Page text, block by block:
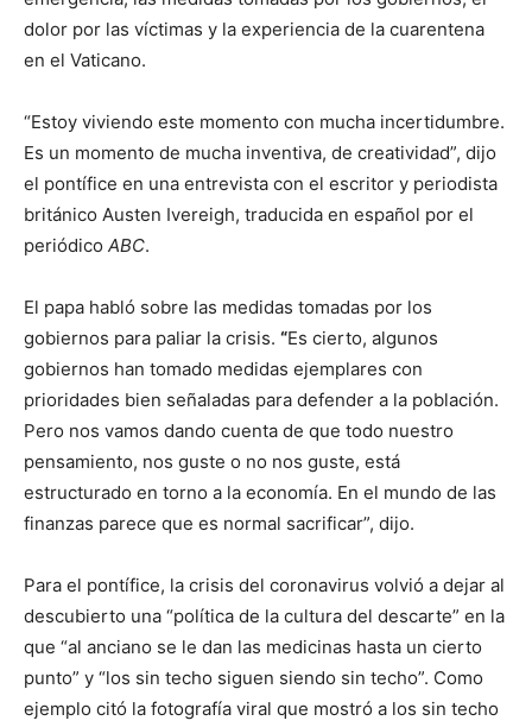
dolor por las víctimas y la experiencia de la cuarentena
en el Vaticano.
“Estoy viviendo este momento con mucha incertidumbre.
Es un momento de mucha inventiva, de creatividad”, dijo
el pontífice en una entrevista con el escritor y periodista
británico Austen Ivereigh, traducida en español por el
periódico ABC.
El papa habló sobre las medidas tomadas por los
gobiernos para paliar la crisis. “Es cierto, algunos
gobiernos han tomado medidas ejemplares con
prioridades bien señaladas para defender a la población.
Pero nos vamos dando cuenta de que todo nuestro
pensamiento, nos guste o no nos guste, está
estructurado en torno a la economía. En el mundo de las
finanzas parece que es normal sacrificar”, dijo.
Para el pontífice, la crisis del coronavirus volvió a dejar al
descubierto una “política de la cultura del descarte” en la
que “al anciano se le dan las medicinas hasta un cierto
punto” y “los sin techo siguen siendo sin techo”. Como
ejemplo citó la fotografía viral que mostró a los sin techo